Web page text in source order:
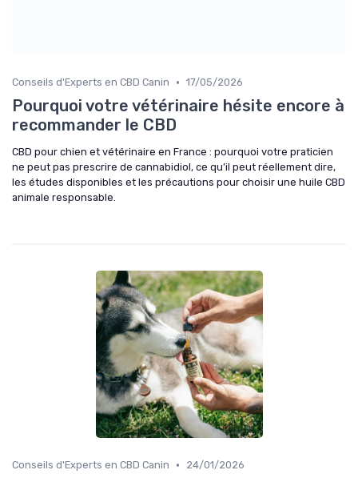
Conseils d'Experts en CBD Canin • 17/05/2026
Pourquoi votre vétérinaire hésite encore à
recommander le CBD
CBD pour chien et vétérinaire en France : pourquoi votre praticien
ne peut pas prescrire de cannabidiol, ce qu’il peut réellement dire,
les études disponibles et les précautions pour choisir une huile CBD
animale responsable.
Conseils d'Experts en CBD Canin • 24/01/2026